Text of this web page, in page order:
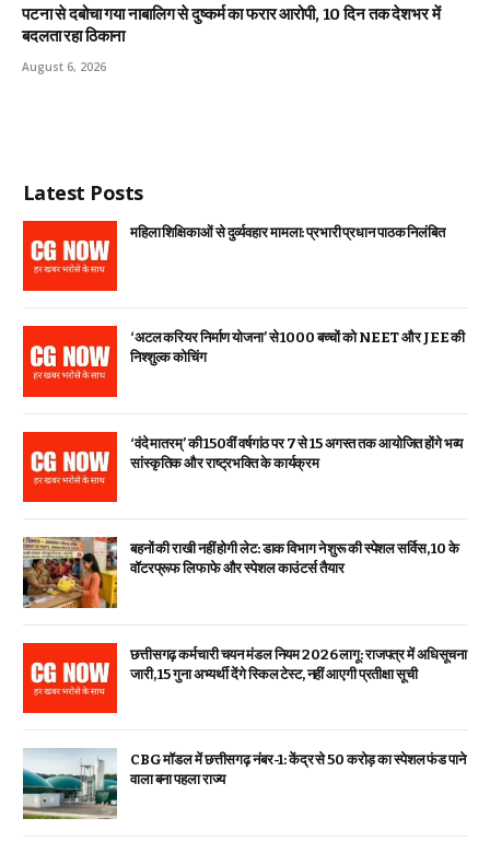
पटना से दबोचा गया नाबालिग से दुष्कर्म का फरार आरोपी, 10 दिन तक देशभर में
बदलता रहा ठिकाना
August 6, 2026
Latest Posts
महिला शिक्षिकाओं से दुर्व्यवहार मामला: प्रभारी प्रधान पाठक निलंबित
‘अटल करियर निर्माण योजना’ से 1000 बच्चों को NEET और JEE की
निश्शुल्क कोचिंग
‘वंदे मातरम्’ की 150वीं वर्षगांठ पर 7 से 15 अगस्त तक आयोजित होंगे भव्य
सांस्कृतिक और राष्ट्रभक्ति के कार्यक्रम
बहनों की राखी नहीं होगी लेट: डाक विभाग ने शुरू की स्पेशल सर्विस, ₹10 के
वॉटरप्रूफ लिफाफे और स्पेशल काउंटर्स तैयार
छत्तीसगढ़ कर्मचारी चयन मंडल नियम 2026 लागू: राजपत्र में अधिसूचना
जारी, 15 गुना अभ्यर्थी देंगे स्किल टेस्ट, नहीं आएगी प्रतीक्षा सूची
CBG मॉडल में छत्तीसगढ़ नंबर-1: केंद्र से ₹50 करोड़ का स्पेशल फंड पाने
वाला बना पहला राज्य